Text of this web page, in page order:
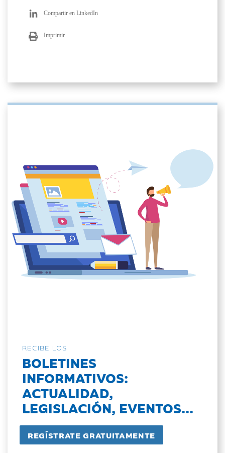
Compartir en LinkedIn
Imprimir
RECIBE LOS
BOLETINES
INFORMATIVOS:
ACTUALIDAD,
LEGISLACIÓN, EVENTOS...